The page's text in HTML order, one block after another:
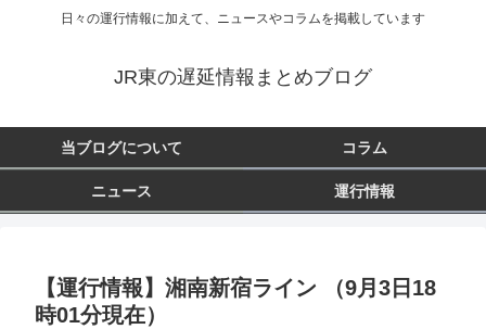
日々の運行情報に加えて、ニュースやコラムを掲載しています
JR東の遅延情報まとめブログ
当ブログについて コラム
ニュース 運行情報
【運行情報】湘南新宿ライン （9月3日18
時01分現在）